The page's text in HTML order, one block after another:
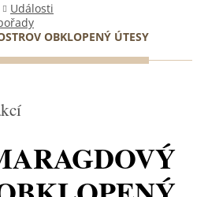
Události
OBKLOPENÝ ÚTESY